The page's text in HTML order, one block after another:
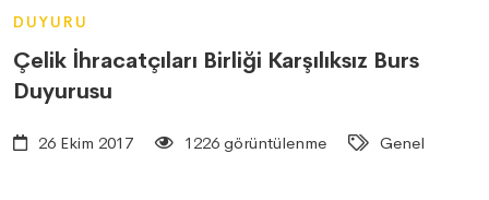
DUYURU
Çelik İhracatçıları Birliği Karşılıksız Burs
Duyurusu
26 Ekim 2017 1226 görüntülenme Genel